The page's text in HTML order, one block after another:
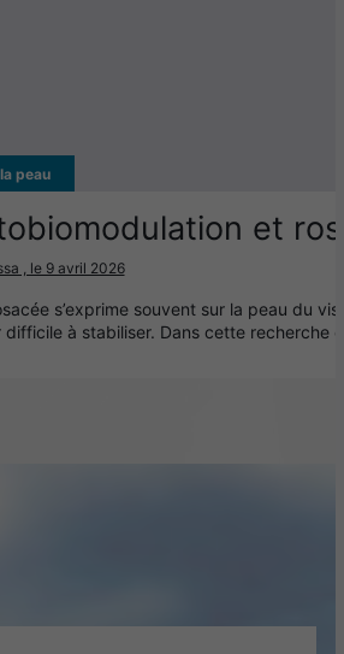
peau
et
, le 9 avril 2026
s’exprime souvent sur la peau du
difficile à stabiliser. Dans cette recherche